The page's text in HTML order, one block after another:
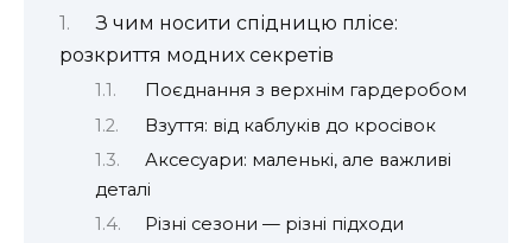
З чим носити спідницю плісе:
розкриття модних секретів
Поєднання з верхнім гардеробом
Взуття: від каблуків до кросівок
Аксесуари: маленькі, але важливі
деталі
Різні сезони — різні підходи